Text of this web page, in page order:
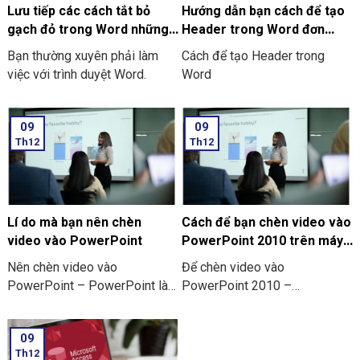
làm việc với các văn bản
chuyên ngành. Hãy cùng chúng
tôi tìm hiểu cách tắt và bỏ
gạch đỏ trong Word trên
laptop Window nhé!
Lưu tiếp các cách tắt bỏ
gạch đỏ trong Word những
thiết bị khác
Bạn thường xuyên phải làm
việc với trình duyệt Word.
Hướng dẫn bạn cách để tạo
Header trong Word đơn
giản, dễ thực hiện
Cách để tạo Header trong
Word
09
Th12
Lí do mà bạn nên chèn
video vào PowerPoint
Nên chèn video vào
PowerPoint – PowerPoint là
cần thiết để hỗ trợ cho quá
trình thuyết trình của bạn trong
09
Th12
Cách để bạn chèn video vào
PowerPoint 2010 trên máy
tính và điện thoại
Để chèn video vào
PowerPoint 2010 –
09
Th12